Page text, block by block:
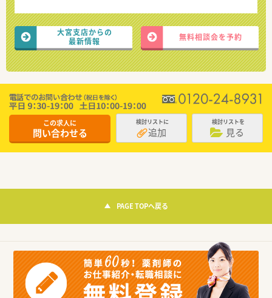
大宮支店からの
最新情報
無料相談会を予約
この求人に
問い合わせる
検討リストに
追加
検討リストを
見る
PAGE TOPへ戻る